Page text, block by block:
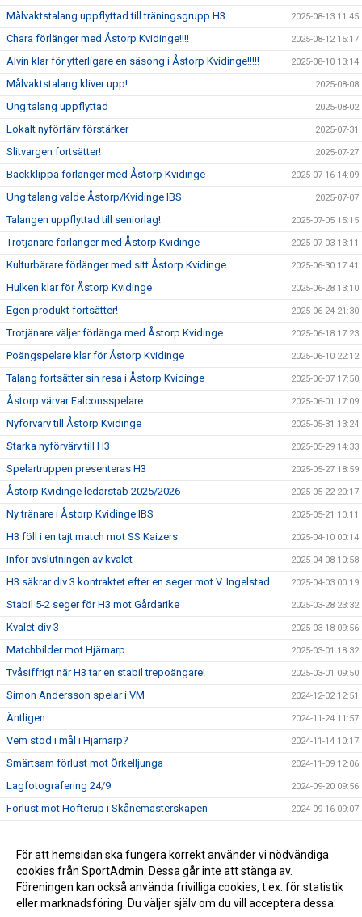
Målvaktstalang uppflyttad till träningsgrupp H3 2025-08-13 11:45
Chara förlänger med Åstorp Kvidinge!!!! 2025-08-12 15:17
Alvin klar för ytterligare en säsong i Åstorp Kvidinge!!!!! 2025-08-10 13:14
Målvaktstalang kliver upp! 2025-08-08
Ung talang uppflyttad 2025-08-02
Lokalt nyförfärv förstärker 2025-07-31
Slitvargen fortsätter! 2025-07-27
Backklippa förlänger med Åstorp Kvidinge 2025-07-16 14:09
Ung talang valde Åstorp/Kvidinge IBS 2025-07-07
Talangen uppflyttad till seniorlag! 2025-07-05 15:15
Trotjänare förlänger med Åstorp Kvidinge 2025-07-03 13:11
Kulturbärare förlänger med sitt Åstorp Kvidinge 2025-06-30 17:41
Hulken klar för Åstorp Kvidinge 2025-06-28 13:10
Egen produkt fortsätter! 2025-06-24 21:30
Trotjänare väljer förlänga med Åstorp Kvidinge 2025-06-18 17:23
Poängspelare klar för Åstorp Kvidinge 2025-06-10 22:12
Talang fortsätter sin resa i Åstorp Kvidinge 2025-06-07 17:50
Åstorp värvar Falconsspelare 2025-06-01 17:09
Nyförvärv till Åstorp Kvidinge 2025-05-31 13:24
Starka nyförvärv till H3 2025-05-29 14:33
Spelartruppen presenteras H3 2025-05-27 18:59
Åstorp Kvidinge ledarstab 2025/2026 2025-05-22 20:17
Ny tränare i Åstorp Kvidinge IBS 2025-05-21 10:11
H3 föll i en tajt match mot SS Kaizers 2025-04-10 00:14
Inför avslutningen av kvalet 2025-04-08 10:58
H3 säkrar div 3 kontraktet efter en seger mot V. Ingelstad 2025-04-03 00:19
Stabil 5-2 seger för H3 mot Gårdarike 2025-03-28 23:32
Kvalet div 3 2025-03-18 09:56
Matchbilder mot Hjärnarp 2025-03-01 18:32
Tvåsiffrigt när H3 tar en stabil trepoängare! 2025-03-01 09:50
Simon Andersson spelar i VM 2024-12-02 12:51
Äntligen.......... 2024-11-24 11:57
Vem stod i mål i Hjärnarp? 2024-11-14 10:17
Smärtsam förlust mot Örkelljunga 2024-11-09 12:06
Lagfotografering 24/9 2024-09-20 09:56
Förlust mot Hofterup i Skånemästerskapen 2024-09-16 09:07
Serieseger och avancemang till div 3 2024-03-18 22:51
KLART MED DIV 4 TRÄNARE 2023-06-22 16:29
För att hemsidan ska fungera korrekt använder vi nödvändiga
cookies från SportAdmin. Dessa går inte att stänga av.
Föreningen kan också använda frivilliga cookies, t.ex. för statistik
eller marknadsföring. Du väljer själv om du vill acceptera dessa.